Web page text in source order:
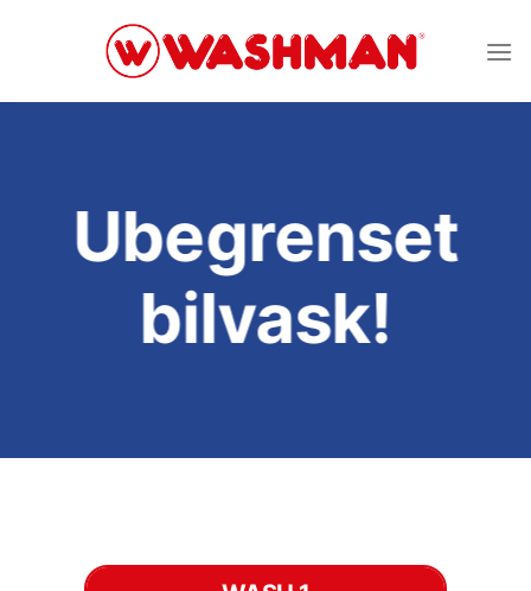
Ubegrenset
bilvask!